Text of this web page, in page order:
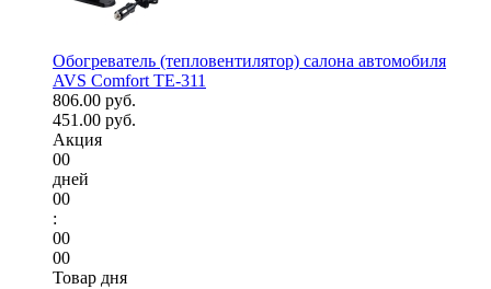
Обогреватель (тепловентилятор) салона автомобиля
AVS Comfort TE-311
806.00 руб.
451.00 руб.
Акция
00
дней
00
:
00
00
Товар дня